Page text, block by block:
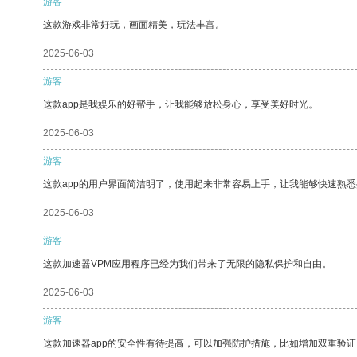
这款游戏非常好玩，画面精美，玩法丰富。
2025-06-03
游客
这款app是我娱乐的好帮手，让我能够放松身心，享受美好时光。
2025-06-03
游客
这款app的用户界面简洁明了，使用起来非常容易上手，让我能够快速熟悉
2025-06-03
游客
这款加速器VPM应用程序已经为我们带来了无限的隐私保护和自由。
2025-06-03
游客
这款加速器app的安全性有待提高，可以加强防护措施，比如增加双重验证